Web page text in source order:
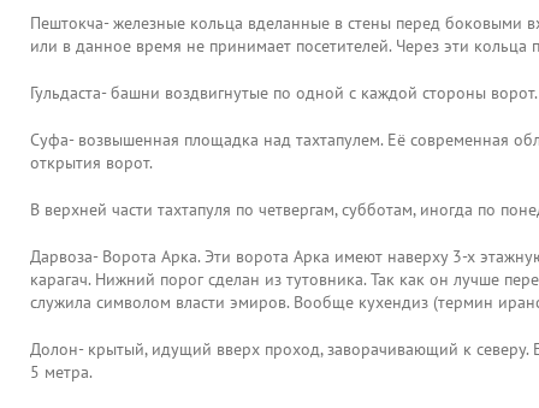
Пештокча- железные кольца вделанные в стены перед боковыми
или в данное время не принимает посетителей. Через эти
Гульдаста- башни воздвигнутые по одной с каждой стороны ворот.
Суфа- возвышенная площадка над тахтапулем. Её современная
открытия ворот.
В верхней части тахтапуля по четвергам, субботам, иногда по
Дарвоза- Ворота Арка. Эти ворота Арка имеют наверху 3-х
карагач. Нижний порог сделан из тутовника. Так как он лучше
служила символом власти эмиров. Вообще кухендиз (термин
Долон- крытый, идущий вверх проход, заворачивающий к
5 метра.